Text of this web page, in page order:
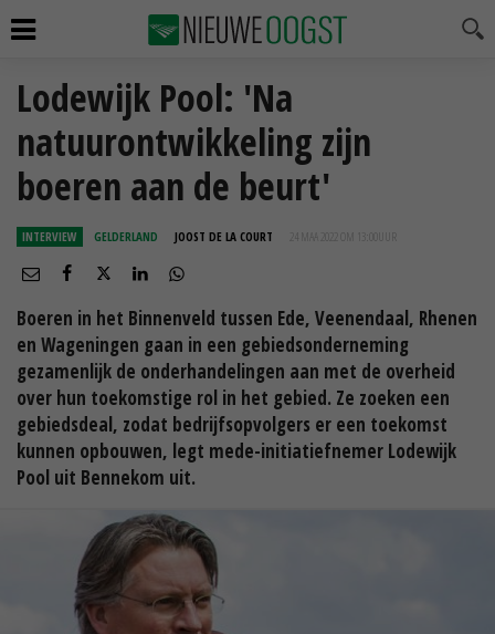
Lodewijk Pool: 'Na
natuurontwikkeling zijn
boeren aan de beurt'
INTERVIEW GELDERLAND JOOST DE LA COURT 24 MAA 2022 OM 13:00
Boeren in het Binnenveld tussen Ede, Veenendaal, Rhenen
en Wageningen gaan in een gebiedsonderneming
gezamenlijk de onderhandelingen aan met de overheid
over hun toekomstige rol in het gebied. Ze zoeken een
gebiedsdeal, zodat bedrijfsopvolgers er een toekomst
kunnen opbouwen, legt mede-initiatiefnemer Lodewijk
Pool uit Bennekom uit.